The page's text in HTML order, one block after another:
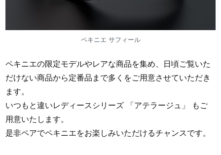
ペキニエ サフィール
ペキニエの限定モデルやレアな商品を集め、日頃ご覧いた
だけない商品から定番品まで多くをご用意させていただき
ます。
いつもと違いレディースシリーズ 「アテラージュ」 もご
用意いたします。
是非ペアでペキニエをお楽しみいただけるチャンスです。